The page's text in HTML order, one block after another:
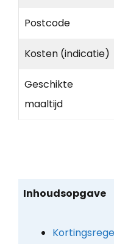
Postcode
Kosten (indicatie)
Geschikte
maaltijd
Inhoudsopgave